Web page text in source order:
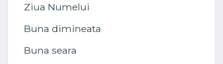
Ziua Numelui
Buna dimineata
Buna seara